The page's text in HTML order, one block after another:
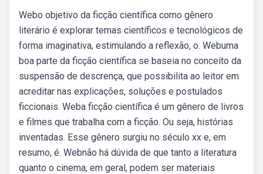
Webo objetivo da ficção científica como gênero
literário é explorar temas científicos e tecnológicos de
forma imaginativa, estimulando a reflexão, o. Webuma
boa parte da ficção científica se baseia no conceito da
suspensão de descrença, que possibilita ao leitor em
acreditar nas explicações, soluções e postulados
ficcionais. Weba ficção científica é um gênero de livros
e filmes que trabalha com a ficção. Ou seja, histórias
inventadas. Esse gênero surgiu no século xx e, em
resumo, é. Webnão há dúvida de que tanto a literatura
quanto o cinema, em geral, podem ser materiais